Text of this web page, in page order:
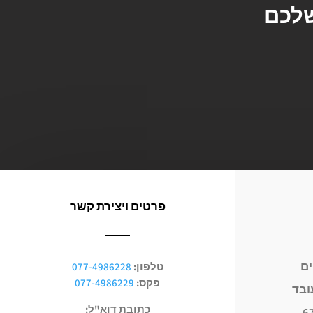
פרטים ויצירת קשר
טלפון: 077-4986228
פקס: 077-4986229
כתובת דוא"ל: